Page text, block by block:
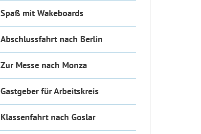
Spaß mit Wakeboards
Abschlussfahrt nach Berlin
Zur Messe nach Monza
Gastgeber für Arbeitskreis
Klassenfahrt nach Goslar